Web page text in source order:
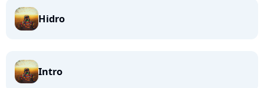
Hidro
Intro